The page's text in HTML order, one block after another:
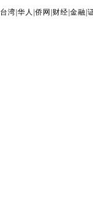
台湾 华人 侨网 财经 金融